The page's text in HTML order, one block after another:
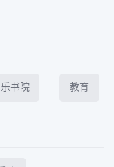
书院 教育